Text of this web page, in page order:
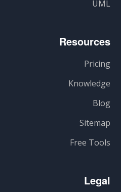
UML
Resources
Pricing
Knowledge
Blog
Sitemap
Free Tools
Legal